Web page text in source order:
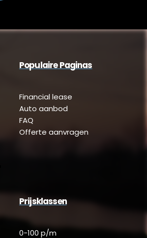
Populaire Paginas
Financial lease
Auto aanbod
FAQ
Offerte aanvragen
Prijsklassen
0-100 p/m